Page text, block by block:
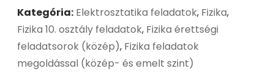
Kategória: Elektrosztatika feladatok, Fizika,
Fizika 10. osztály feladatok, Fizika érettségi
feladatsorok (közép), Fizika feladatok
megoldással (közép- és emelt szint)